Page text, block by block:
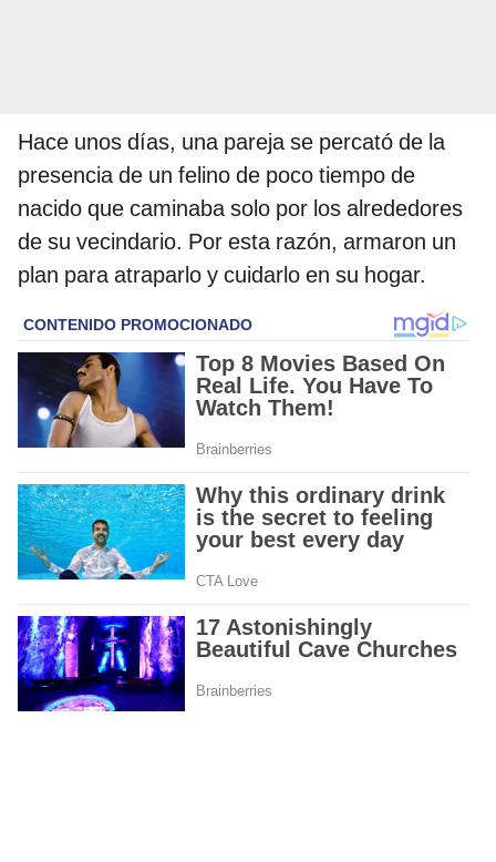
Hace unos días, una pareja se percató de la
presencia de un felino de poco tiempo de
nacido que caminaba solo por los alrededores
de su vecindario. Por esta razón, armaron un
plan para atraparlo y cuidarlo en su hogar.